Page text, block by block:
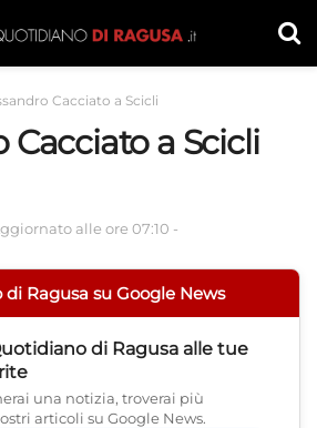
Cacciato a Scicli
Cacciato a Scicli
alle ore 07:10 -
Ragusa su Google News
di Ragusa alle tue
una notizia, troverai più
articoli su Google News.